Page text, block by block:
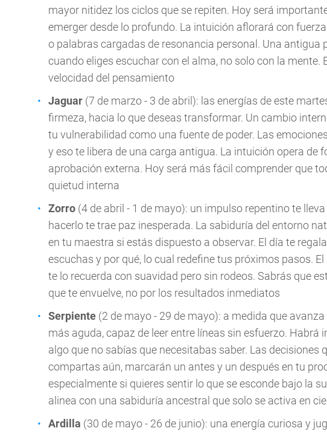
mayor nitidez los ciclos que se repiten. Hoy será
emerger desde lo profundo. La intuición aflorará con
o palabras cargadas de resonancia personal. Una antigua
cuando eliges escuchar con el alma, no solo con la mente.
velocidad del pensamiento
Jaguar (7 de marzo - 3 de abril): las energías de este
firmeza, hacia lo que deseas transformar. Un cambio
tu vulnerabilidad como una fuente de poder. Las
y eso te libera de una carga antigua. La intuición opera de
aprobación externa. Hoy será más fácil comprender que
quietud interna
Zorro (4 de abril - 1 de mayo): un impulso repentino te
hacerlo te trae paz inesperada. La sabiduría del entorno
en tu maestra si estás dispuesto a observar. El día te
escuchas y por qué, lo cual redefine tus próximos pasos.
te lo recuerda con suavidad pero sin rodeos. Sabrás que
que te envuelve, no por los resultados inmediatos
Serpiente (2 de mayo - 29 de mayo): a medida que
más aguda, capaz de leer entre líneas sin esfuerzo. Habrá
algo que no sabías que necesitabas saber. Las decisiones
compartas aún, marcarán un antes y un después en tu
especialmente si quieres sentir lo que se esconde bajo la
alinea con una sabiduría ancestral que solo se activa en
Ardilla (30 de mayo - 26 de junio): una energía curiosa y